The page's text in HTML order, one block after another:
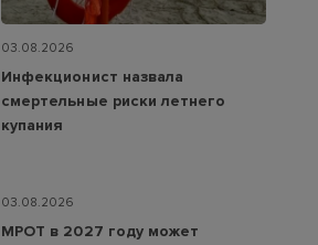
03.08.2026
Инфекционист назвала
смертельные риски летнего
купания
03.08.2026
МРОТ в 2027 году может